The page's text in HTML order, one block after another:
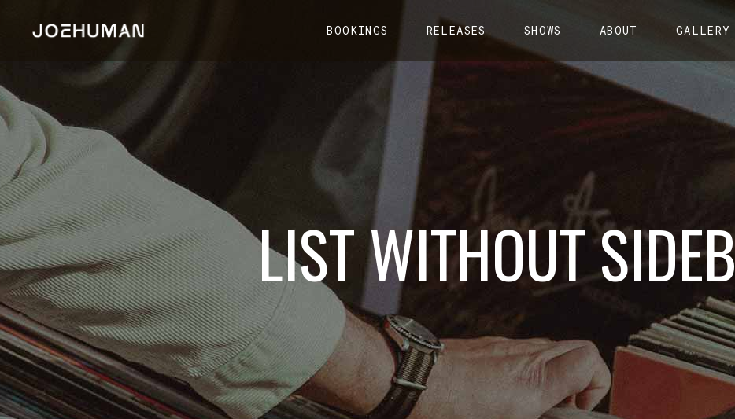
BOOKINGS RELEASES SHOWS ABOUT GALLERY
LIST WITHOUT